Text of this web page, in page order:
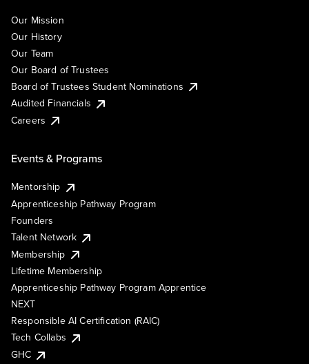
Our Mission
Our History
Our Team
Our Board of Trustees
Board of Trustees Student Nominations
Audited Financials
Careers
Events & Programs
Mentorship
Apprenticeship Pathway Program
Founders
Talent Network
Membership
Lifetime Membership
Apprenticeship Pathway Program Apprentice
NEXT
Responsible AI Certification (RAIC)
Tech Collabs
GHC